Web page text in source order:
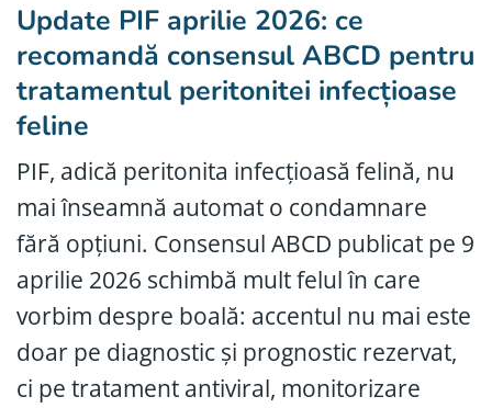
Update PIF aprilie 2026: ce
recomandă consensul ABCD pentru
tratamentul peritonitei infecțioase
feline
PIF, adică peritonita infecțioasă felină, nu
mai înseamnă automat o condamnare
fără opțiuni. Consensul ABCD publicat pe 9
aprilie 2026 schimbă mult felul în care
vorbim despre boală: accentul nu mai este
doar pe diagnostic și prognostic rezervat,
ci pe tratament antiviral, monitorizare